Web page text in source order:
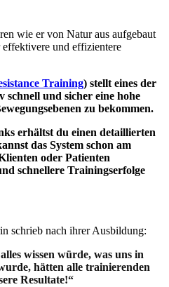
wie er von Natur aus aufgebaut
und effizientere
Training) stellt eines der
schnell und sicher eine hohe
zu bekommen.
erhältst du einen detaillierten
das System schon am
oder Patienten
schnellere Trainingserfolge
schrieb nach ihrer Ausbildung:
wissen würde, was uns in
hätten alle trainierenden
Resultate!“